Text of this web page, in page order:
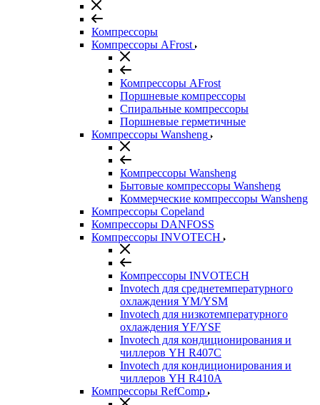
Компрессоры
Компрессоры AFrost
Компрессоры AFrost
Поршневые компрессоры
Спиральные компрессоры
Поршневые герметичные
Компрессоры Wansheng
Компрессоры Wansheng
Бытовые компрессоры Wansheng
Коммерческие компрессоры Wansheng
Компрессоры Copeland
Компрессоры DANFOSS
Компрессоры INVOTECH
Компрессоры INVOTECH
Invotech для среднетемпературного
охлаждения YM/YSM
Invotech для низкотемпературного
охлаждения YF/YSF
Invotech для кондиционирования и
чиллеров YH R407C
Invotech для кондиционирования и
чиллеров YH R410A
Компрессоры RefComp